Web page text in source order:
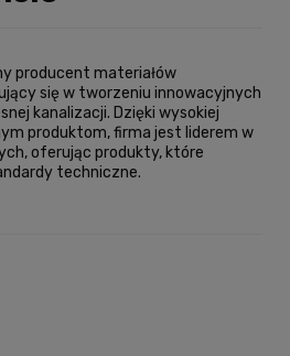
producent materiałów
się w tworzeniu innowacyjnych
kanalizacji. Dzięki wysokiej
produktom, firma jest liderem w
oferując produkty, które
techniczne.